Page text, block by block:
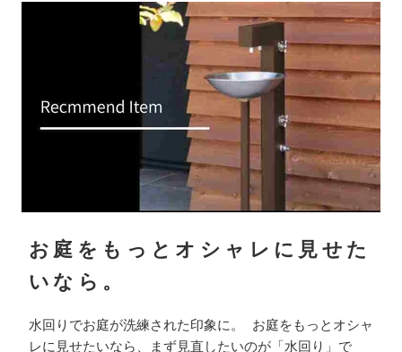
お庭をもっとオシャレに見せた
いなら。
水回りでお庭が洗練された印象に。 お庭をもっとオシャ
レに見せたいなら、まず見直したいのが「水回り」で